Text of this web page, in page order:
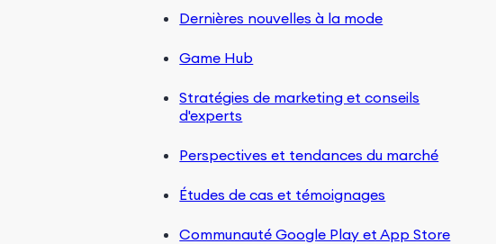
Dernières nouvelles à la mode
Game Hub
Stratégies de marketing et conseils
d'experts
Perspectives et tendances du marché
Études de cas et témoignages
Communauté Google Play et App Store